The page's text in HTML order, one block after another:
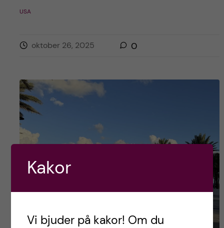
USA
oktober 26, 2025 0
Kakor
Vi bjuder på kakor! Om du